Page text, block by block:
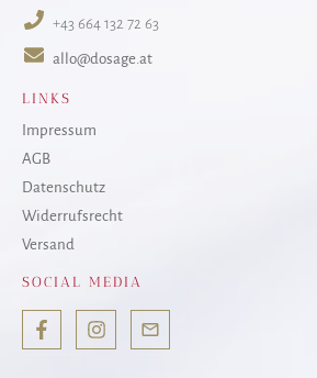
+43 664 132 72 63
allo@dosage.at
LINKS
Impressum
AGB
Datenschutz
Widerrufsrecht
Versand
SOCIAL MEDIA